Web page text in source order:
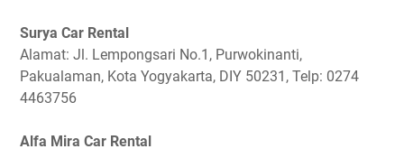
Surya Car Rental
Alamat: Jl. Lempongsari No.1, Purwokinanti,
Pakualaman, Kota Yogyakarta, DIY 50231, Telp: 0274
4463756
Alfa Mira Car Rental